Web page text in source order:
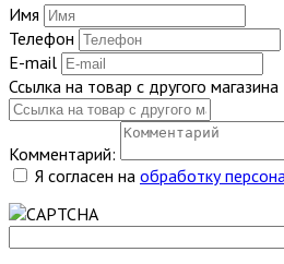
Имя
Телефон
E-mail
Ссылка на товар с другого магазина
Комментарий:
Я согласен на обработку